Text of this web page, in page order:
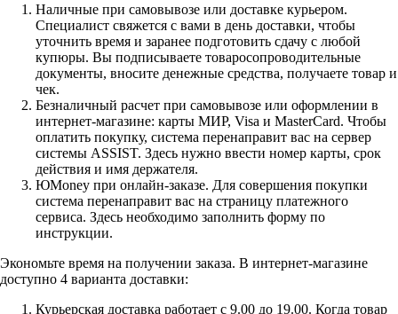
Наличные при самовывозе или доставке курьером.
Специалист свяжется с вами в день доставки, чтобы
уточнить время и заранее подготовить сдачу с любой
купюры. Вы подписываете товаросопроводительные
документы, вносите денежные средства, получаете товар и
чек.
Безналичный расчет при самовывозе или оформлении в
интернет-магазине: карты МИР, Visa и MasterCard. Чтобы
оплатить покупку, система перенаправит вас на сервер
системы ASSIST. Здесь нужно ввести номер карты, срок
действия и имя держателя.
ЮMoney при онлайн-заказе. Для совершения покупки
система перенаправит вас на страницу платежного
сервиса. Здесь необходимо заполнить форму по
инструкции.
Экономьте время на получении заказа. В интернет-магазине
доступно 4 варианта доставки:
Курьерская доставка работает с 9.00 до 19.00. Когда товар